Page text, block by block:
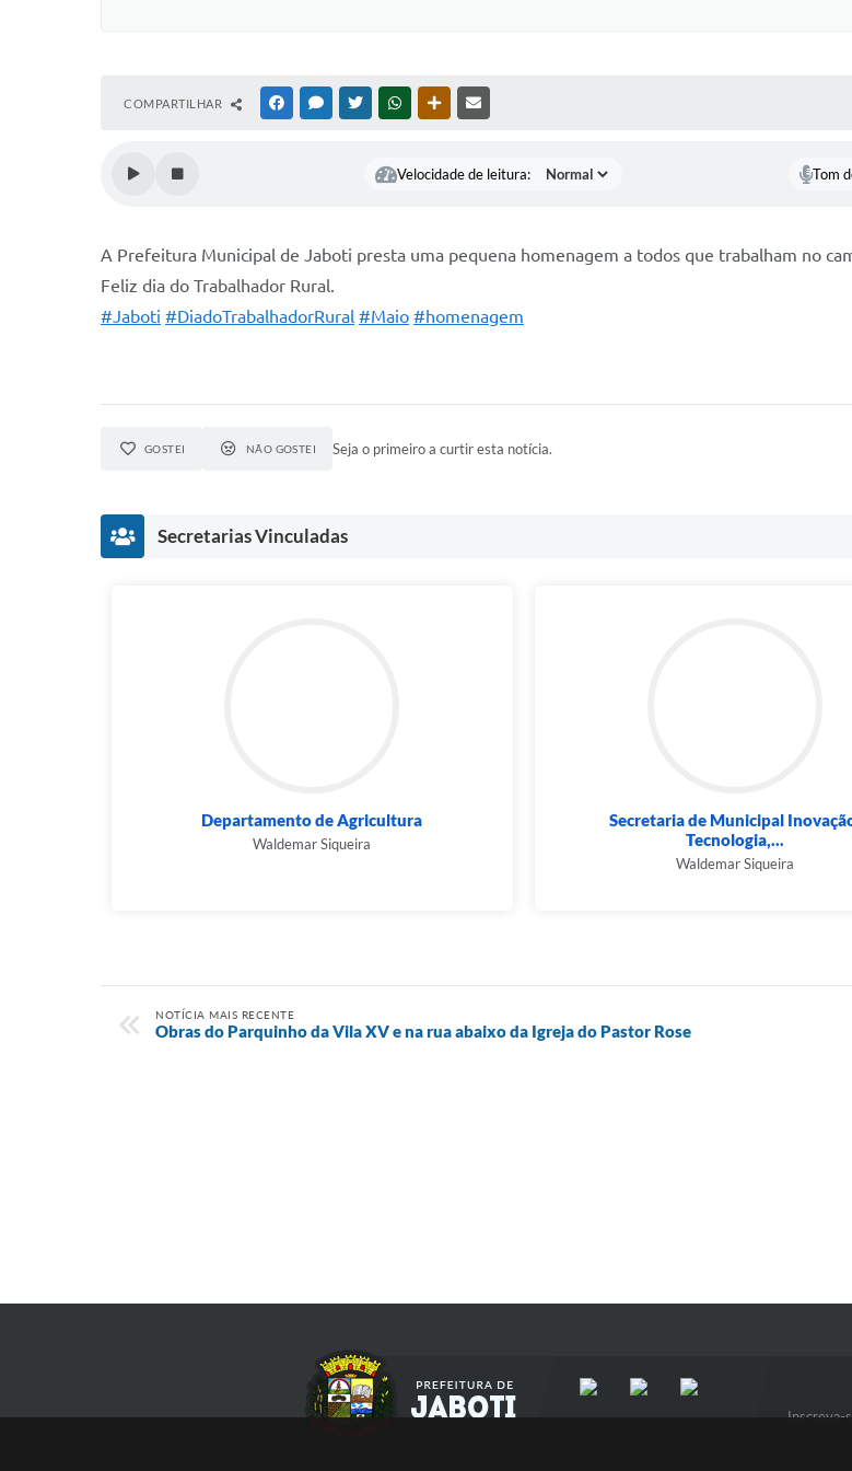
COMPARTILHAR FACEBOOKMESSENGER
TWITTERWHATSAPPOUTRAS MÍDIAS
Velocidade de leitura: Tom
A Prefeitura Municipal de Jaboti presta uma pequena homenagem a todos que trabalham no
Feliz dia do Trabalhador Rural.
#Jaboti #DiadoTrabalhadorRural #Maio #homenagem
GOSTEI NÃO GOSTEI Seja o primeiro a curtir esta notícia.
Secretarias Vinculadas
Departamento de Agricultura
Waldemar Siqueira
Secretaria de Municipal
Tecnologia,...
Waldemar Siqueira
NOTÍCIA MAIS RECENTE
Obras do Parquinho da Vila XV e na rua abaixo da Igreja do Pastor Rose
Inscreva-